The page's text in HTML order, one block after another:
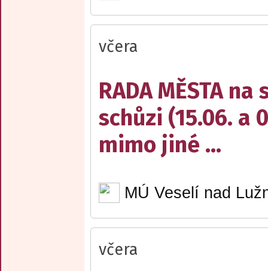
včera
RADA MĚSTA na
schůzi (15.06. a
mimo jiné ...
MÚ Veselí nad
včera